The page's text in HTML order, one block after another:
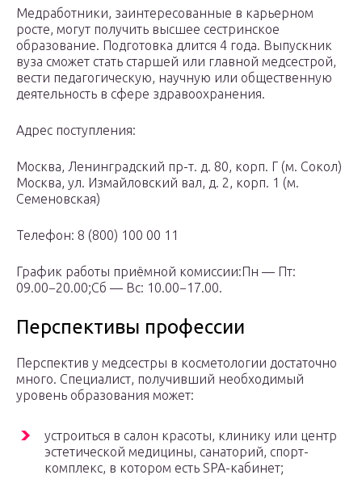
Медработники, заинтересованные в карьерном
росте, могут получить высшее сестринское
образование. Подготовка длится 4 года. Выпускник
вуза сможет стать старшей или главной медсестрой,
вести педагогическую, научную или общественную
деятельность в сфере здравоохранения.
Адрес поступления:
Москва, Ленинградский пр-т. д. 80, корп. Г (м. Сокол)
Москва, ул. Измайловский вал, д. 2, корп. 1 (м.
Семеновская)
Телефон: 8 (800) 100 00 11
График работы приёмной комиссии:Пн — Пт:
09.00−20.00;Сб — Вс: 10.00−17.00.
Перспективы профессии
Перспектив у медсестры в косметологии достаточно
много. Специалист, получивший необходимый
уровень образования может:
устроиться в салон красоты, клинику или центр
эстетической медицины, санаторий, спорт-
комплекс, в котором есть SPA-кабинет;